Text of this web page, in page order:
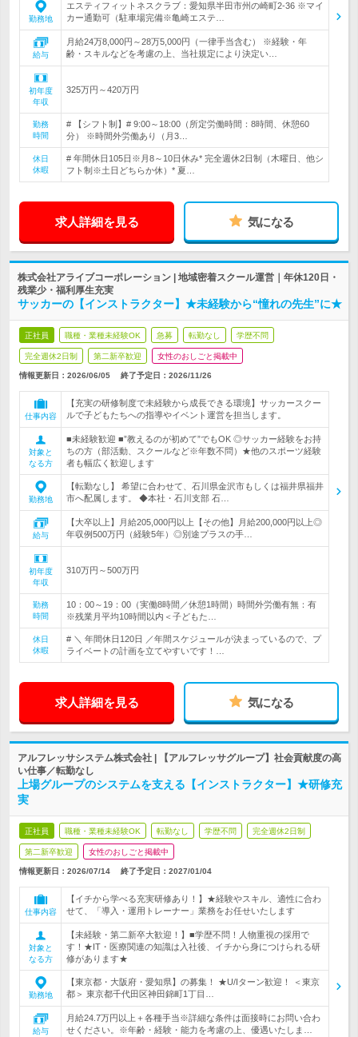
勤務地
エスティフィットネスクラブ：愛知県半田市州の崎町2-36 ※マイ
カー通勤可（駐車場完備※亀崎エステ…
給与
月給24万8,000円～28万5,000円（一律手当含む） ※経験・年
齢・スキルなどを考慮の上、当社規定により決定い…
初年度
年収
325万円～420万円
勤務
時間
# 【シフト制】# 9:00～18:00（所定労働時間：8時間、休憩60
分） ※時間外労働あり（月3…
休日
休暇
# 年間休日105日※月8～10日休み* 完全週休2日制（木曜日、他シ
フト制※土日どちらか休）* 夏…
求人詳細を見る 気になる
株式会社アライブコーポレーション | 地域密着スクール運営｜年休120日・
残業少・福利厚生充実
サッカーの【インストラクター】★未経験から“憧れの先生”に★
正社員 職種・業種未経験OK 急募 転勤なし 学歴不問
完全週休2日制 第二新卒歓迎 女性のおしごと掲載中
情報更新日：2026/06/05 終了予定日： 2026/11/26
仕事内容
【充実の研修制度で未経験から成長できる環境】サッカースクー
ルで子どもたちへの指導やイベント運営を担当します。
対象と
なる方
■未経験歓迎 ■”教えるのが初めて”でもOK ◎サッカー経験をお持
ちの方（部活動、スクールなど※年数不問）★他のスポーツ経験
者も幅広く歓迎します
勤務地
【転勤なし】 希望に合わせて、石川県金沢市もしくは福井県福井
市へ配属します。 ◆本社・石川支部 石…
給与
【大卒以上】月給205,000円以上【その他】月給200,000円以上◎
年収例500万円（経験5年）◎別途プラスの手…
初年度
年収
310万円～500万円
勤務
時間
10：00～19：00（実働8時間／休憩1時間）時間外労働有無：有
※残業月平均10時間以内＜子どもた…
休日
休暇
# ＼ 年間休日120日 ／年間スケジュールが決まっているので、プ
ライベートの計画を立てやすいです！…
求人詳細を見る 気になる
アルフレッサシステム株式会社 | 【アルフレッサグループ】社会貢献度の高
い仕事／転勤なし
上場グループのシステムを支える【インストラクター】★研修充
実
正社員 職種・業種未経験OK 転勤なし 学歴不問 完全週休2日制
第二新卒歓迎 女性のおしごと掲載中
情報更新日：2026/07/14 終了予定日： 2027/01/04
仕事内容
【イチから学べる充実研修あり！】★経験やスキル、適性に合わ
せて、「導入・運用トレーナー」業務をお任せいたします
対象と
なる方
【未経験・第二新卒大歓迎！】■学歴不問！人物重視の採用で
す！★IT・医療関連の知識は入社後、イチから身につけられる研
修があります★
勤務地
【東京都・大阪府・愛知県】の募集！ ★U/Iターン歓迎！ ＜東京
都＞ 東京都千代田区神田錦町1丁目…
給与
月給24.7万円以上＋各種手当※詳細な条件は面接時にお問い合わ
せください。※年齢・経験・能力を考慮の上、優遇いたしま…